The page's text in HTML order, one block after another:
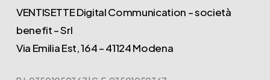
VENTISETTE Digital Communication – società
benefit – Srl
Via Emilia Est, 164 – 41124 Modena